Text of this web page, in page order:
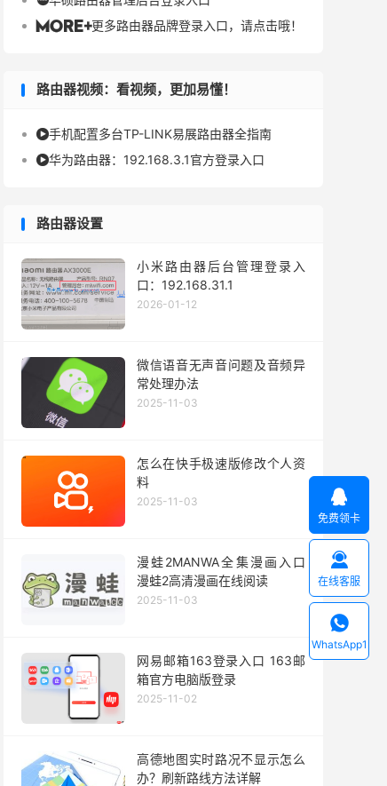
更多路由器品牌登录入口，请点击哦！
路由器视频：看视频，更加易懂！
手机配置多台TP-LINK易展路由器全指南
华为路由器：192.168.3.1官方登录入口
路由器设置
小米路由器后台管理登录入
口：192.168.31.1
2026-01-12
微信语音无声音问题及音频异
常处理办法
2025-11-03
怎么在快手极速版修改个人资
料
2025-11-03
漫蛙2MANWA全集漫画入口
漫蛙2高清漫画在线阅读
2025-11-03
网易邮箱163登录入口 163邮
箱官方电脑版登录
2025-11-02
高德地图实时路况不显示怎么
办？刷新路线方法详解

免费领卡

在线客服

WhatsApp1